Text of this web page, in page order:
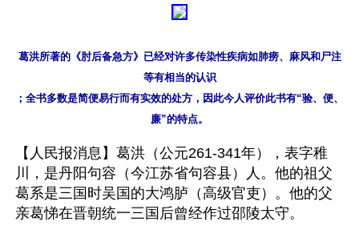
葛洪所著的《肘后备急方》已经对许多传染性疾病如肺痨、麻风和尸注
等有相当的认识
；全书多数是简便易行而有实效的处方，因此今人评价此书有“验、便、
【人民报消息】葛洪（公元261-341年），表字稚
川，是丹阳句容（今江苏省句容县）人。他的祖父
葛系是三国时吴国的大鸿胪（高级官吏）。他的父
亲葛悌在晋朝统一三国后曾经作过邵陵太守。